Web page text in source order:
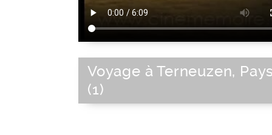
Voyage à Terneuzen,
(1)